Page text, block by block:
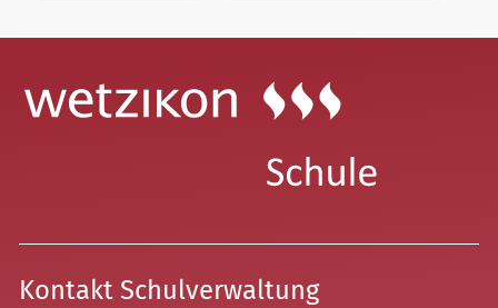
Kontakt Schulverwaltung